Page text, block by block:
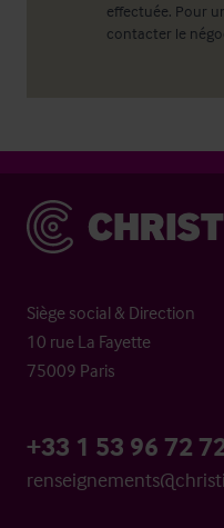
effectuée. Pour
contacter le
Christie & Co
Siège social & Direction
10 rue La Fayette
75009 Paris
+33 1 53 96 72